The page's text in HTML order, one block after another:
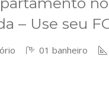
– Use seu
01 banheiro